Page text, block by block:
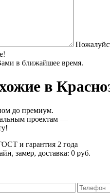
в ближайшее время.
в
до премиум.
проектам —
и гарантия 2 года
замер, доставка: 0 руб.